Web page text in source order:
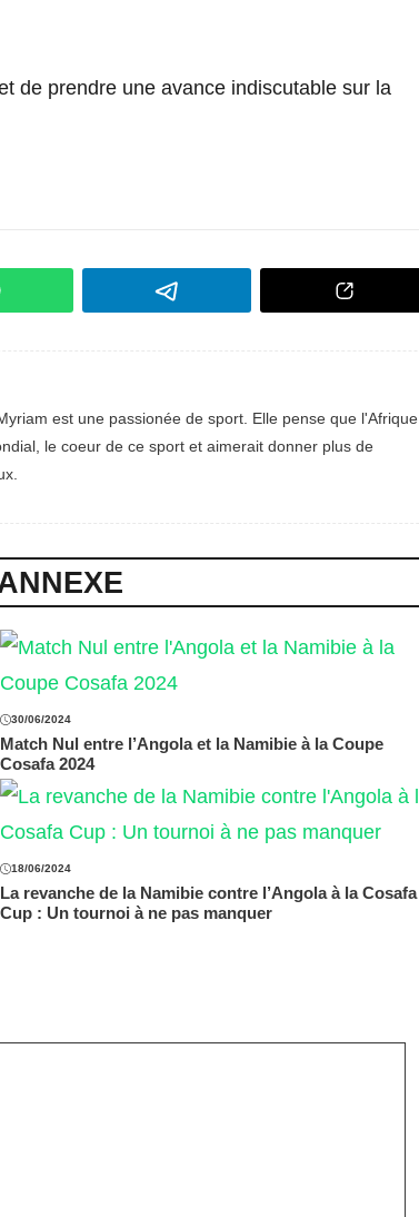
de prendre une avance indiscutable sur la
est une passionée de sport. Elle pense que l'Afrique
le coeur de ce sport et aimerait donner plus de
30/06/2024
Match Nul entre l’Angola et la Namibie à la Coupe
Cosafa 2024
18/06/2024
La revanche de la Namibie contre l’Angola à la Cosafa
Cup : Un tournoi à ne pas manquer